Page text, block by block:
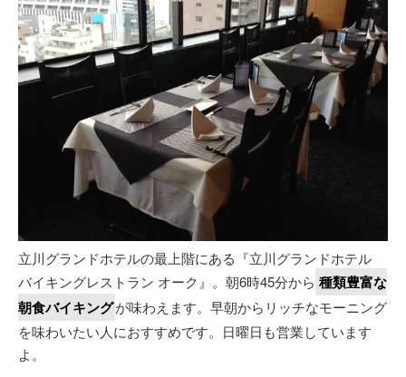
立川グランドホテルの最上階にある『立川グランドホテル
バイキングレストラン オーク』。朝6時45分から 種類豊富な
朝食バイキングが味わえます。早朝からリッチなモーニング
を味わいたい人におすすめです。日曜日も営業しています
よ。